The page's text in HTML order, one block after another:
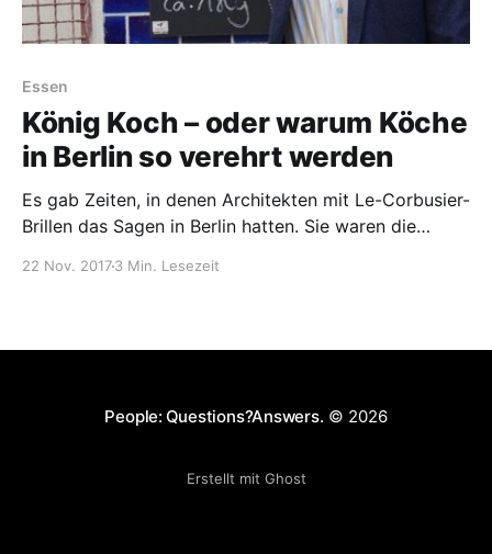
Essen
König Koch – oder warum Köche
in Berlin so verehrt werden
Es gab Zeiten, in denen Architekten mit Le-Corbusier-
Brillen das Sagen in Berlin hatten. Sie waren die
22 Nov. 20173 Min. Lesezeit
People: Questions?Answers. © 2026
Erstellt mit Ghost